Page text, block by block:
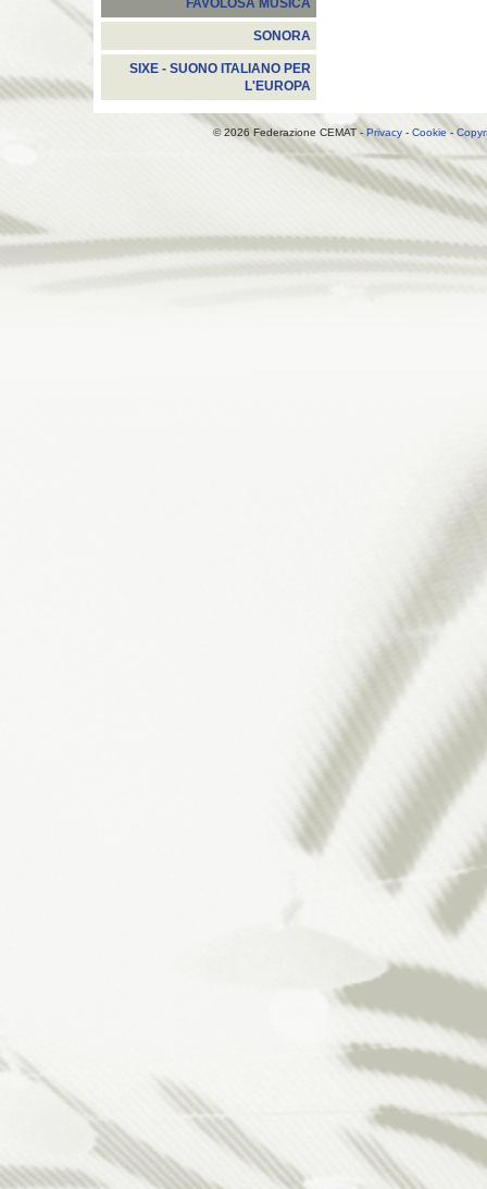
FAVOLOSA MUSICA
SONORA
SIXE - SUONO ITALIANO PER
L'EUROPA
© 2026 Federazione CEMAT - Privacy- Cookie-